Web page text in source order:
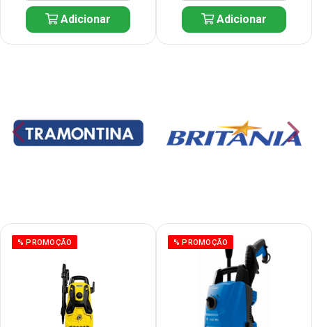
Adicionar Adicionar
% PROMOÇÃO % PROMOÇÃO